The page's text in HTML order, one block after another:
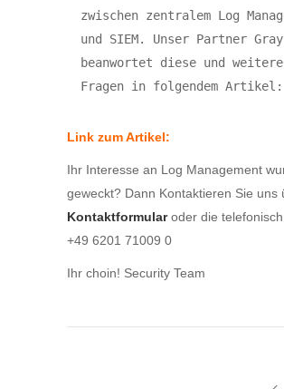
zwischen zentralem Log
und SIEM. Unser Partner
beanwortet diese und weitere
Link zum Artikel:
Ihr Interesse an Log Management
geweckt? Dann Kontaktieren Sie uns
Kontaktformularoder die
+49 6201 71009 0
Ihr choin! Security Team